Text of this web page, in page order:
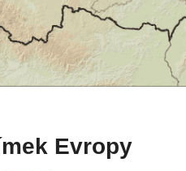
Evropy